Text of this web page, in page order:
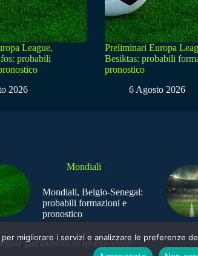
League,
probabili
2026
Preliminari Europa
Besiktas: probabili
pronostico
6 Agosto 2026
Mondiali
Mondiali, Belgio-Senegal:
probabili formazioni e
pronostico
giornalistica in quanto viene
migliorare i servizi e analizzare le preferenze